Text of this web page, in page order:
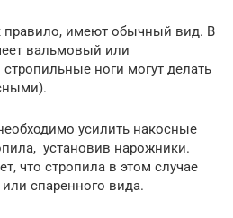
правило, имеют обычный вид. В
вальмовый или
ноги могут делать
усилить накосные
установив нарожники.
что стропила в этом случае
спаренного вида.